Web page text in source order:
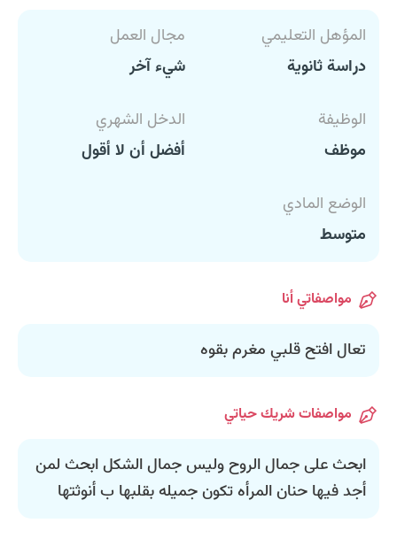
المؤهل التعليمي
دراسة ثانوية
مجال العمل
شيء آخر
الوظيفة
موظف
الدخل الشهري
أفضل أن لا أقول
الوضع المادي
متوسط
مواصفاتي أنا
تعال افتح قلبي مغرم بقوه
مواصفات شريك حياتي
ابحث على جمال الروح وليس جمال الشكل ابحث لمن
أجد فيها حنان المرأه تكون جميله بقلبها ب أنوثتها